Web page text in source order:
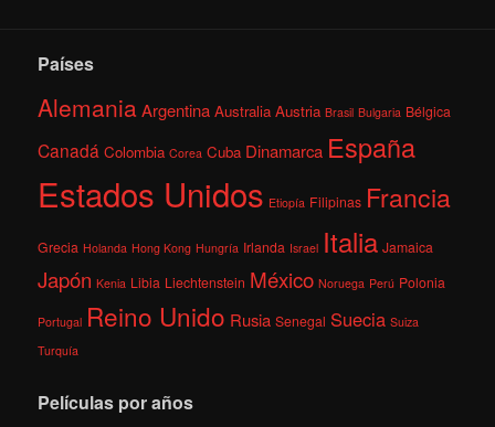
Países
AlemaniaArgentina Australia Austria Brasil Bulgaria Bélgica
Canadá Colombia Corea Cuba Dinamarca España
Estados Unidos Etiopía Filipinas Francia
Grecia Holanda Hong Kong Hungría Irlanda Israel Italia Jamaica
Japón Kenia Libia Liechtenstein México Noruega Perú Polonia
Portugal Reino Unido Rusia Senegal Suecia Suiza
Turquía
Películas por años